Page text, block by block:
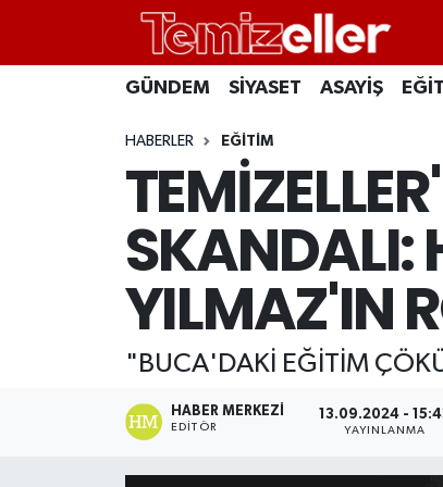
GÜNDEM SİYASET ASAYİŞ
HABERLER EĞİTİM
SKANDALI:
YILMAZ'IN
"BUCA'DAKİ EĞİTİM
HABER MERKEZI
EDITÖR
13.09.2024 -
YAYINLANMA
CANLI YAYIN
GÜNDEM
SİYASET
Hava Durumu
Trafik Durumu
Süper Lig Puan Durumu ve Fikstür
Tüm Manşetler
Son Dakika Haberleri
Haber Arşivi